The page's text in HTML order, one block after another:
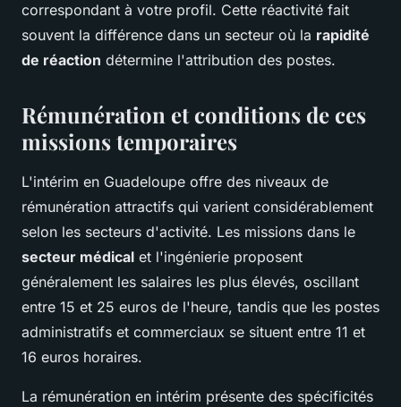
correspondant à votre profil. Cette réactivité fait
souvent la différence dans un secteur où la rapidité
de réaction détermine l'attribution des postes.
Rémunération et conditions de ces
missions temporaires
L'intérim en Guadeloupe offre des niveaux de
rémunération attractifs qui varient considérablement
selon les secteurs d'activité. Les missions dans le
secteur médical et l'ingénierie proposent
généralement les salaires les plus élevés, oscillant
entre 15 et 25 euros de l'heure, tandis que les postes
administratifs et commerciaux se situent entre 11 et
16 euros horaires.
La rémunération en intérim présente des spécificités